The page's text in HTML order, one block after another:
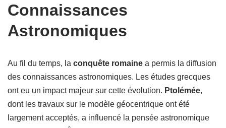
Connaissances
Astronomiques
Au fil du temps, la conquête romaine a permis la diffusion
des connaissances astronomiques. Les études grecques
ont eu un impact majeur sur cette évolution. Ptolémée,
dont les travaux sur le modèle géocentrique ont été
largement acceptés, a influencé la pensée astronomique